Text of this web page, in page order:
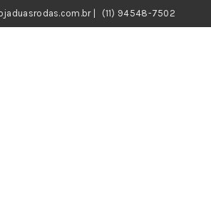
| (11) 94548-7502